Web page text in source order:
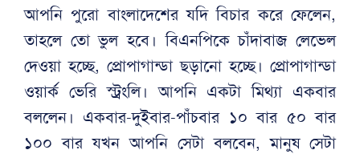
আপনি পুরো বাংলাদেশের যদি বিচার করে ফেলেন,
তাহলে তো ভুল হবে। বিএনপিকে চাঁদাবাজ লেভেল
দেওয়া হচ্ছে, প্রোপাগান্ডা ছড়ানো হচ্ছে। প্রোপাগান্ডা
ওয়ার্ক ভেরি স্ট্রংলি। আপনি একটা মিথ্যা একবার
বললেন। একবার-দুইবার-পাঁচবার ১০ বার ৫০ বার
১০০ বার যখন আপনি সেটা বলবেন, মানুষ সেটা